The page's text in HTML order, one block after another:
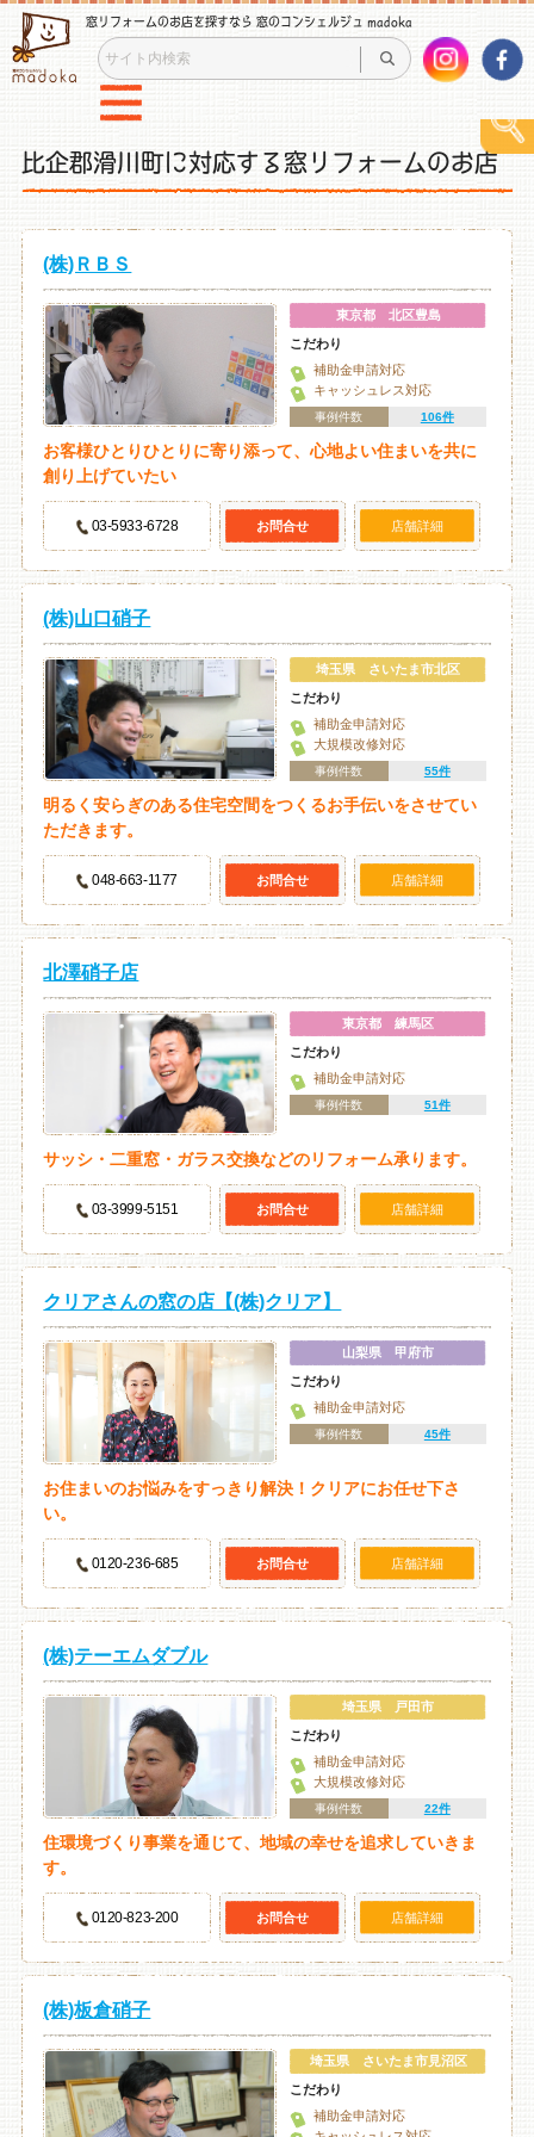
窓リフォームのお店を探すなら 窓のコンシェルジュ madoka
比企郡滑川町に対応する窓リフォームのお店
(株)ＲＢＳ
東京都 北区豊島
こだわり
補助金申請対応
キャッシュレス対応
事例件数 106件
お客様ひとりひとりに寄り添って、心地よい住まいを共に
創り上げていたい
03-5933-6728 お問合せ 店舗詳細
(株)山口硝子
埼玉県 さいたま市北区
こだわり
補助金申請対応
大規模改修対応
事例件数 55件
明るく安らぎのある住宅空間をつくるお手伝いをさせてい
ただきます。
048-663-1177 お問合せ 店舗詳細
北澤硝子店
東京都 練馬区
こだわり
補助金申請対応
事例件数 51件
サッシ・二重窓・ガラス交換などのリフォーム承ります。
03-3999-5151 お問合せ 店舗詳細
クリアさんの窓の店【(株)クリア】
山梨県 甲府市
こだわり
補助金申請対応
事例件数 45件
お住まいのお悩みをすっきり解決！クリアにお任せ下さ
い。
0120-236-685 お問合せ 店舗詳細
(株)テーエムダブル
埼玉県 戸田市
こだわり
補助金申請対応
大規模改修対応
事例件数 22件
住環境づくり事業を通じて、地域の幸せを追求していきま
す。
0120-823-200 お問合せ 店舗詳細
(株)板倉硝子
埼玉県 さいたま市見沼区
こだわり
補助金申請対応